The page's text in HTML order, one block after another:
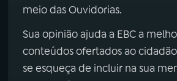
meio das Ouvidorias.
Sua opinião ajuda a EBC a
conteúdos ofertados ao
se esqueça de incluir na sua